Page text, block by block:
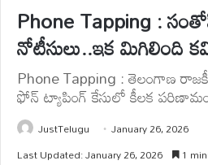
Phone Tapping :
నోటీసులు..ఇక మిగిలింది
Phone Tapping : తెలంగాణ
ఫోన్ ట్యాపింగ్ కేసులో కీలక పరిణామం
JustTelugu
January 26, 2026
Last Updated: January 26, 2026
1